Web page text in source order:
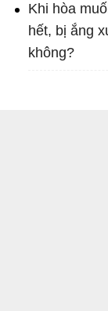
Khi hòa
hết, bị ắng
không?